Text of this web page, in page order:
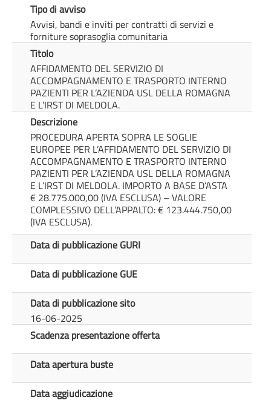
Tipo di avviso
Avvisi, bandi e inviti per contratti di servizi e
forniture soprasoglia comunitaria
Titolo
AFFIDAMENTO DEL SERVIZIO DI
ACCOMPAGNAMENTO E TRASPORTO INTERNO
PAZIENTI PER L’AZIENDA USL DELLA ROMAGNA
E L’IRST DI MELDOLA.
Descrizione
PROCEDURA APERTA SOPRA LE SOGLIE
EUROPEE PER L’AFFIDAMENTO DEL SERVIZIO DI
ACCOMPAGNAMENTO E TRASPORTO INTERNO
PAZIENTI PER L’AZIENDA USL DELLA ROMAGNA
E L’IRST DI MELDOLA. IMPORTO A BASE D’ASTA
€ 28.775.000,00 (IVA ESCLUSA) – VALORE
COMPLESSIVO DELL’APPALTO: € 123.444.750,00
(IVA ESCLUSA).
Data di pubblicazione GURI
Data di pubblicazione GUE
Data di pubblicazione sito
16-06-2025
Scadenza presentazione offerta
Data apertura buste
Data aggiudicazione